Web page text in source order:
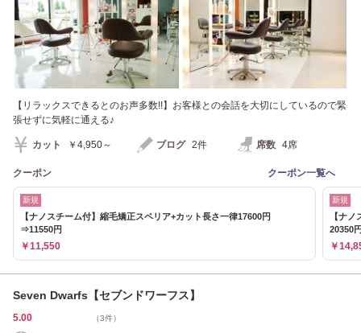
【リラックスできるとのお声多数!!】お客様との会話を大切にしているので緊
張せずに気軽に通える♪
カット ￥4,950～ ブログ 2件 席数 4席
クーポン クーポン一覧へ
新規
【ナノスチーム付】縮毛矯正スペリア+カット長さ一律17600円
⇒11550円
￥11,550
新規
【ナ
20350
￥
Seven Dwarfs【セブンドワーフス】
5.00 （3件）